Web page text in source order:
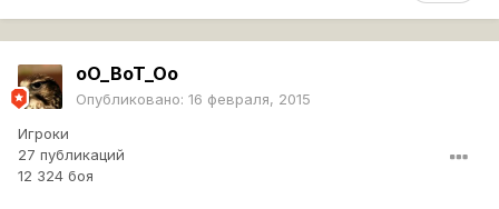
oO_BoT_Oo
Опубликовано: 16 февраля, 2015
Игроки
27 публикаций
12 324 боя